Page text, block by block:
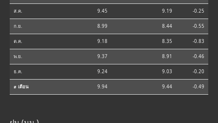
ส.ค. 9.45 9.19 -0.25
ก.ย. 8.99 8.44 -0.55
ต.ค. 9.18 8.35 -0.83
พ.ย. 9.37 8.91 -0.46
ธ.ค. 9.24 9.03 -0.20
⌀ เดือน 9.94 9.44 -0.49